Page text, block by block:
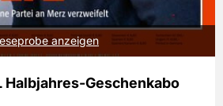
anzeigen
Halbjahres-Geschenkabo